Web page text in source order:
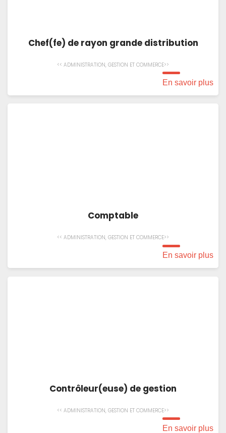
Chef(fe) de rayon grande distribution
<< ADMINISTRATION, GESTION ET COMMERCE>>
En savoir plus
Comptable
<< ADMINISTRATION, GESTION ET COMMERCE>>
En savoir plus
Contrôleur(euse) de gestion
<< ADMINISTRATION, GESTION ET COMMERCE>>
En savoir plus